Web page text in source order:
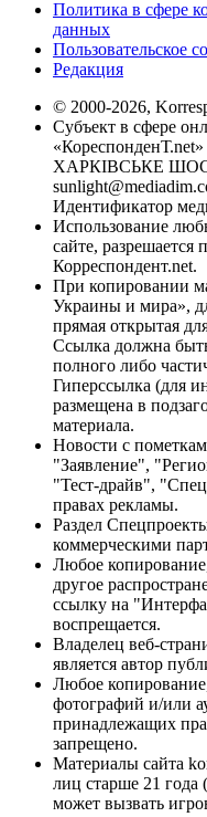
Политика в сфере
данных
Пользовательское
Редакция
© 2000-2026,
Субъект в сфере
ХАРКІВСЬКЕ ШОСЕ,
Идентификатор
Использование
сайте, разрешается
Корреспондент.net.
При копировании
Украины и мира»,
прямая открытая
Ссылка должна
полного либо
Гиперссылка (для
размещена в
материала.
Новости с
"Заявление",
"Тест-драйв",
правах рекламы.
Раздел
коммерческими
Любое
другое
ссылку на
воспрещается.
Владелец веб-
является автор
Любое
фотографий и/или
принадлежащих
запрещено.
Материалы сайта
лиц старше 21 года
может вызвать